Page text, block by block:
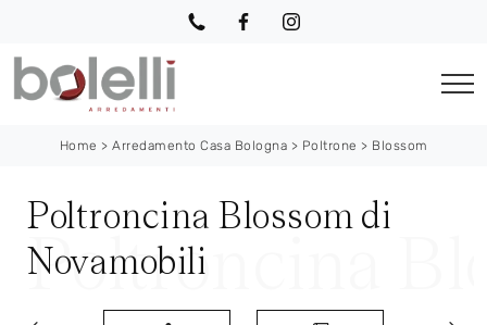
Home > Arredamento Casa Bologna > Poltrone > Blossom
Poltroncina Blossom di
Novamobili